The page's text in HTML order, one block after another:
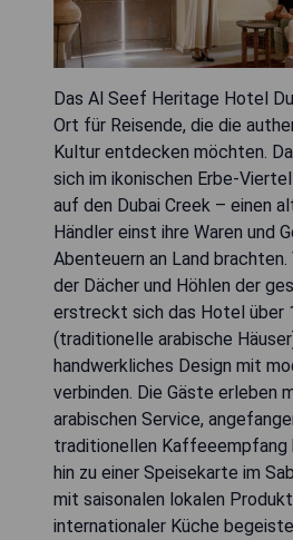
Das Al Seef Heritage Hotel
Ort für Reisende, die die
Kultur entdecken möchten.
sich im ikonischen Erbe-
auf den Dubai Creek – einen
Händler einst ihre Waren und
Abenteuern an Land
der Dächer und Höhlen der
erstreckt sich das Hotel über
(traditionelle arabische
handwerkliches Design mit
verbinden. Die Gäste erleben
arabischen Service,
traditionellen Kaffeeempfang
hin zu einer Speisekarte im
mit saisonalen lokalen
internationaler Küche